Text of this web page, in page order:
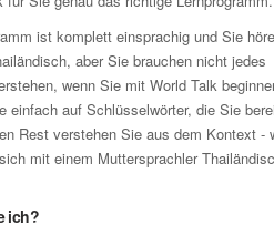
ist komplett einsprachig und Sie
aber Sie brauchen nicht jedes
wenn Sie mit World Talk
einfach auf Schlüsselwörter, die Sie
Rest verstehen Sie aus dem Kontext -
mit einem Muttersprachler
ich?